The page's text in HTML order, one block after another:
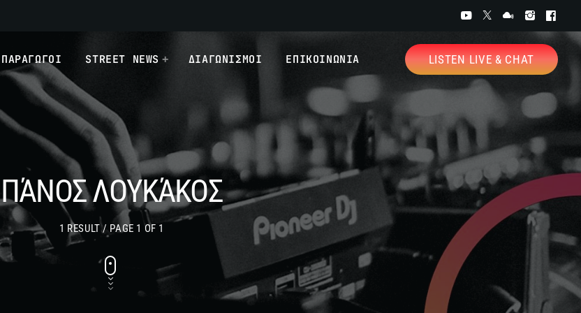
ΠΑΡΑΓΩΓΟΙ STREET NEWS ΔΙΑΓΩΝΙΣΜΟΙ ΕΠΙΚΟΙΝΩΝΙΑ LISTEN LIVE & CHAT
ΠΆΝΟΣ ΛΟΥΚΆΚΟΣ
1 RESULT / PAGE 1 OF 1